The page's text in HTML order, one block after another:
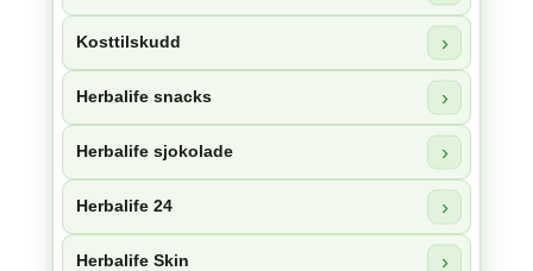
Kosttilskudd
Herbalife snacks
Herbalife sjokolade
Herbalife 24
Herbalife Skin